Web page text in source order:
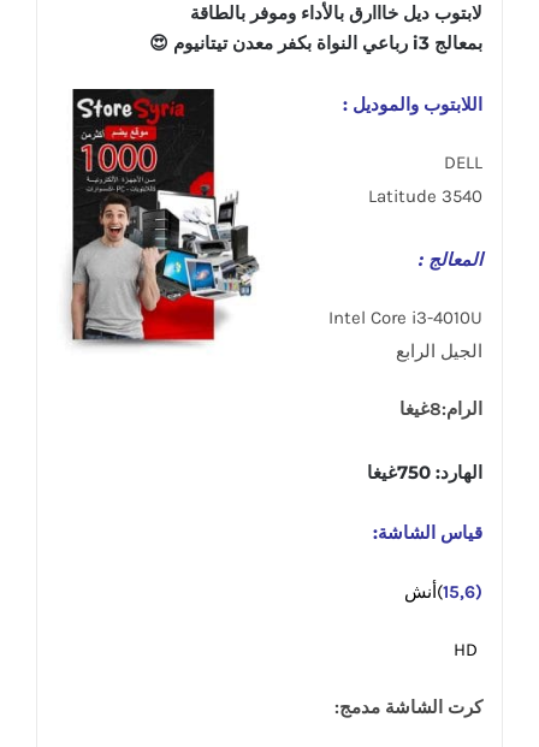
لابتوب ديل خااارق بالأداء وموفر بالطاقة
بمعالج i3 رباعي النواة بكفر معدن تيتانيوم 😍
اللابتوب والموديل :
DELL
Latitude 3540
المعالج :
Intel Core i3-4010U
الجيل الرابع
الرام:8غيغا
الهارد: 750غيغا
قياس الشاشة:
(15,6 )أنش
كرت الشاشة مدمج: